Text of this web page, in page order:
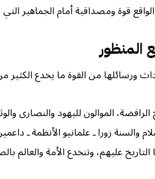
قوة ومصداقية أمام الجماهير
المنظور
ورسائلها من القوة ما يخدع الكثير
الموالون لليهود والنصارى
والسنة زورا ـ علمانيو الأنظمة ـ
عليهم، وتنخدع الأمة والعالم